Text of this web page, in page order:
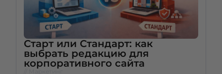
Старт или Стандарт: как
выбрать редакцию для
корпоративного сайта